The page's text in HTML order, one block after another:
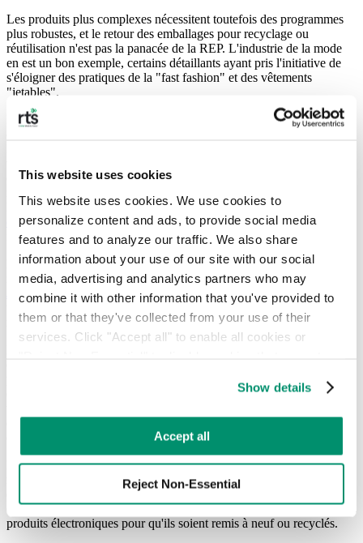
This website uses cookies
This website uses cookies. We use cookies to
personalize content and ads, to provide social media
features and to analyze our traffic. We also share
information about your use of our site with our social
media, advertising and analytics partners who may
combine it with other information that you've provided to
them or that they've collected from your use of their
services. Click "Accept all" to enable all cookies or
preferences by toggling the different kinds of cookies.
Privacy Policy.
Show details
Accept all
Reject Non-Essential
Les produits plus complexes nécessitent toutefois des programmes
plus robustes, et le retour des emballages pour recyclage ou
réutilisation n'est pas la panacée de la REP. L'industrie de la mode
en est un bon exemple, certains détaillants ayant pris l'initiative de
s'éloigner des pratiques de la "fast fashion" et des vêtements
"jetables".
Patagonia, acteur de longue date dans le monde des pratiques
ce qui réduit l'utilisation de ressources vierges pour la fabrication de
nouveaux produits. L'échange de vieux vêtements contre des neufs,
la réparation gratuite des vêtements et unmarché de vêtements
d'occasioncontribuent à promouvoir l'engagement de Patagonia en
faveur de la philosophie de la REP et de la réduction des déchets.
D'autres fabricants de vêtements suivent les traces de Patagonia,
notamment MUD Jeans, qui propose un programme "Lease a
Jeans"permettant de retourner son jean au bout d'un an pour obtenir
une paire neuve, tous les vêtements anciens ou endommagés étant
recyclés ou transformés en nouveaux vêtements.
équipements électroniques
Les
entreprises de certaines des plus grandes marques du monde sont en
dont la croissance est la plus rapide au monde, il faut en faire plus
Dell est généralement considéré comme le premier fabricant à avoir
mis en œuvre un programme de REP en 2006. Toutefois, d'autres
entreprises de renom, telles qu'Apple et Samsung, gèrent également
divers programmes permettant aux consommateurs de renvoyer leurs
produits électroniques pour qu'ils soient remis à neuf ou recyclés.